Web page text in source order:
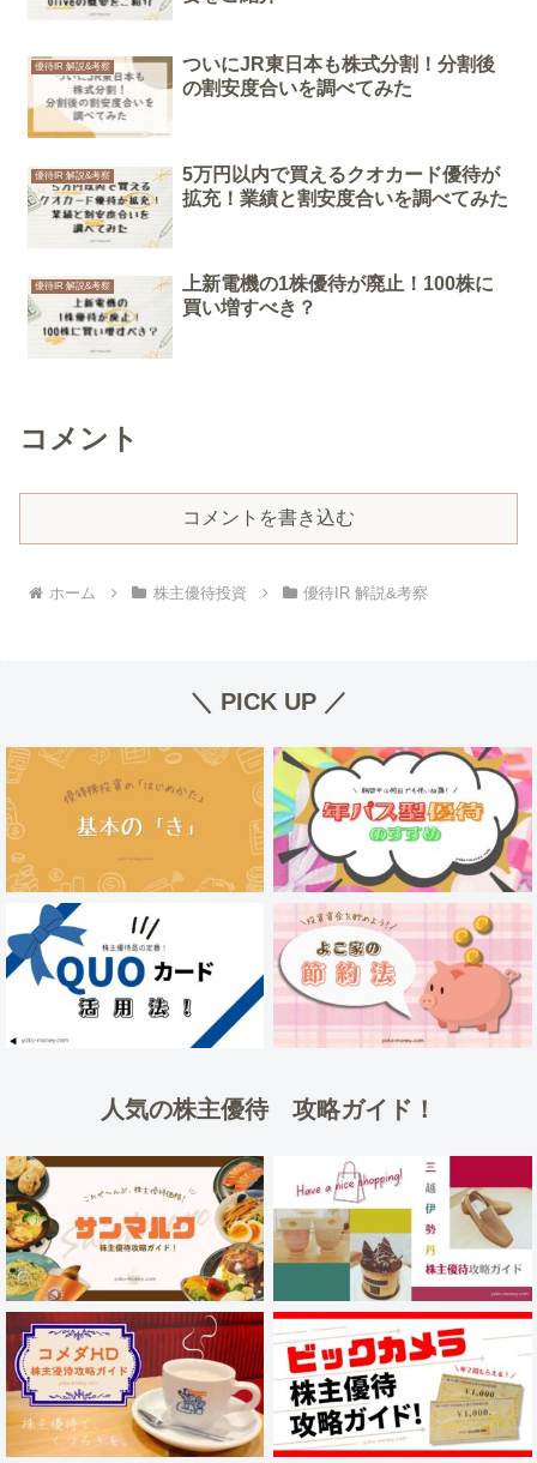
優待IR 解説&考察
ついにJR東日本も株式分割！分割後
の割安度合いを調べてみた
優待IR 解説&考察
5万円以内で買えるクオカード優待が
拡充！業績と割安度合いを調べてみた
優待IR 解説&考察
上新電機の1株優待が廃止！100株に
買い増すべき？
コメント
コメントを書き込む
ホーム 株主優待投資 優待IR 解説&考察
＼ PICK UP ／
人気の株主優待 攻略ガイド！